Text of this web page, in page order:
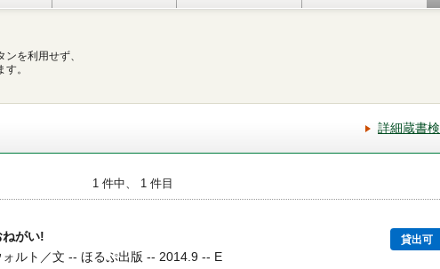
を利用せず、
。
詳細蔵書
1 件中、 1 件目
ねがい! 貸出可
ォルト／文 -- ほるぷ出版 -- 2014.9 -- E